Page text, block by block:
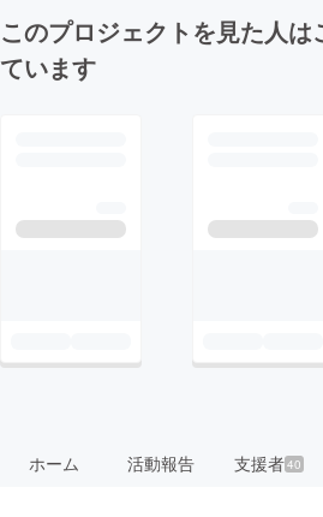
このプロジェクトを見た人は
ています
ホーム 活動報告 支援者40